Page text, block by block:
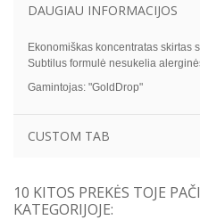
DAUGIAU INFORMACIJOS
Ekonomiškas koncentratas skirtas
Subtilus formulė nesukelia
Gamintojas: "GoldDrop"
CUSTOM TAB
10 KITOS PREKĖS TOJE
KATEGORIJOJE: